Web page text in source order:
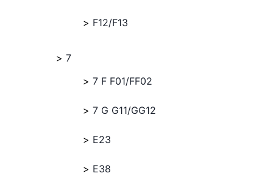
F12/F13
7
7 F F01/FF02
7 G G11/GG12
E23
E38